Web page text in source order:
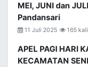
MEI, JUNI dan
Pandansari
11 Juli 2025 165 kali
APEL PAGI HARI
KECAMATAN